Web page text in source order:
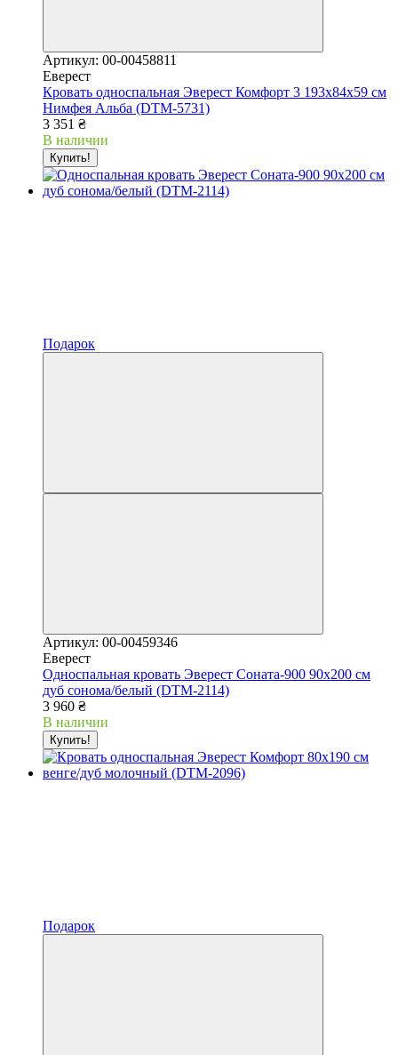
Артикул: 00-00458811
Еверест
Кровать односпальная Эверест Комфорт 3 193х84х59 см
Нимфея Альба (DTM-5731)
3 351 ₴
В наличии
Купить!
Подарок
Артикул: 00-00459346
Еверест
Односпальная кровать Эверест Соната-900 90х200 см
дуб сонома/белый (DTM-2114)
3 960 ₴
В наличии
Купить!
Подарок